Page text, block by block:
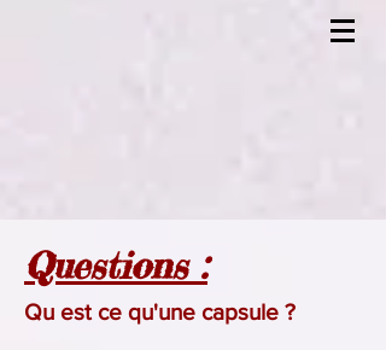
Questions :
Qu est ce qu'une capsule ?